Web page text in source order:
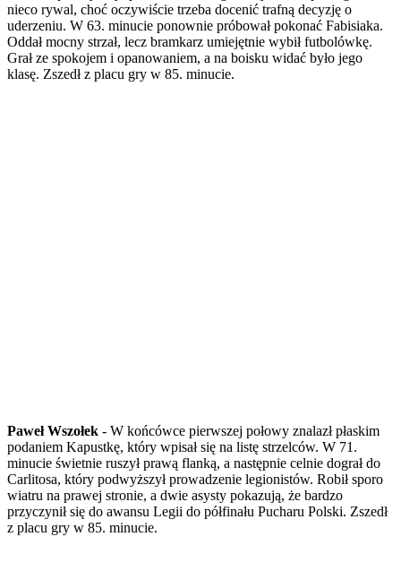
nieco rywal, choć oczywiście trzeba docenić trafną decyzję o
uderzeniu. W 63. minucie ponownie próbował pokonać Fabisiaka.
Oddał mocny strzał, lecz bramkarz umiejętnie wybił futbolówkę.
Grał ze spokojem i opanowaniem, a na boisku widać było jego
klasę. Zszedł z placu gry w 85. minucie.
Paweł Wszołek - W końcówce pierwszej połowy znalazł płaskim
podaniem Kapustkę, który wpisał się na listę strzelców. W 71.
minucie świetnie ruszył prawą flanką, a następnie celnie dograł do
Carlitosa, który podwyższył prowadzenie legionistów. Robił sporo
wiatru na prawej stronie, a dwie asysty pokazują, że bardzo
przyczynił się do awansu Legii do półfinału Pucharu Polski. Zszedł
z placu gry w 85. minucie.